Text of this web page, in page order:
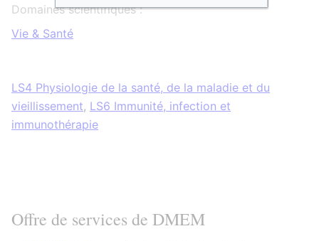
Domaines scientifiques :
Vie & Santé
LS4 Physiologie de la santé, de la maladie et du
vieillissement, LS6 Immunité, infection et
immunothérapie
Offre de services de DMEM